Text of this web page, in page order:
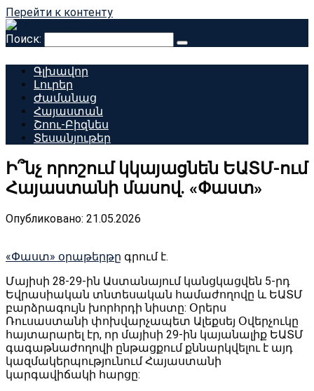
Перейти к контенту
Поиск:
Գլխավոր
Լուրեր
Ժամանաց
Հայաստան
Շոու-Բիզնես
Տեսանյութեր
Ի՞նչ որոշում կկայացնեն ԵԱՏՄ-ում
Հայաստանի մասով. «Փաստ»
Опубликовано: 21.05.2026
«Փաստ» օրաթերթը գրում է.
Մայիսի 28-29-ին Աստանայում կանցկացվեն 5-րդ
Եվրասիական տնտեսական համաժողովը և ԵԱՏՄ
բարձրագույն խորհրդի նիստը: Օրերս
Ռուսաստանի փոխվարչապետ Ալեքսեյ Օվերչուկը
հայտարարել էր, որ մայիսի 29-ին կայանալիք ԵԱՏՄ
գագաթնաժողովի ընթացքում քննարկվելու է այդ
կազմակերպությունում Հայաստանի
կարգավիճակի հարցը: